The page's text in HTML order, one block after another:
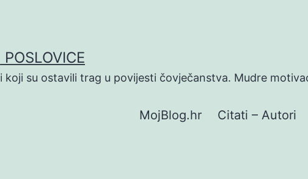
su ostavili trag u povijesti čovječanstva. Mudre
MojBlog.hr Citati – Autori